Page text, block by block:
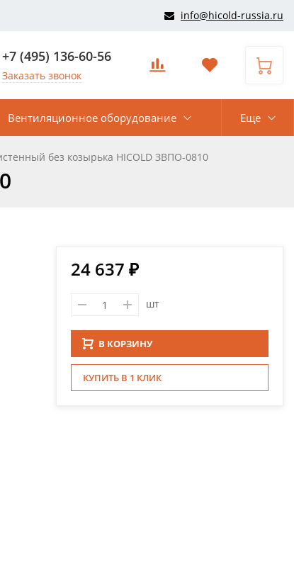
info@hicold-russia.ru
+7 (495) 136-60-56
Заказать звонок
Вентиляционное оборудование Еще
без козырька HICOLD ЗВПО-0810
24 637 ₽
шт
В КОРЗИНУ
КУПИТЬ В 1 КЛИК